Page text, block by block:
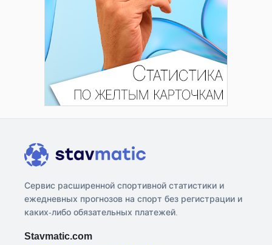
Сервис расширенной спортивной статистики и
ежедневных прогнозов на спорт без регистрации и
каких-либо обязательных платежей.
Stavmatic.com